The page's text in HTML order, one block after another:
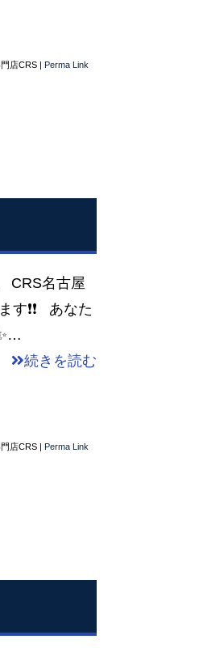
店CRS Perma Link
CRS名古屋
❗❗ あなた
続きを読む
店CRS | Perma Link